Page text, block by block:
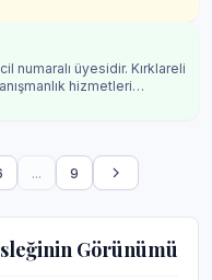
numaralı üyesidir. Kırklareli
hizmetleri
... 9
Görünümü